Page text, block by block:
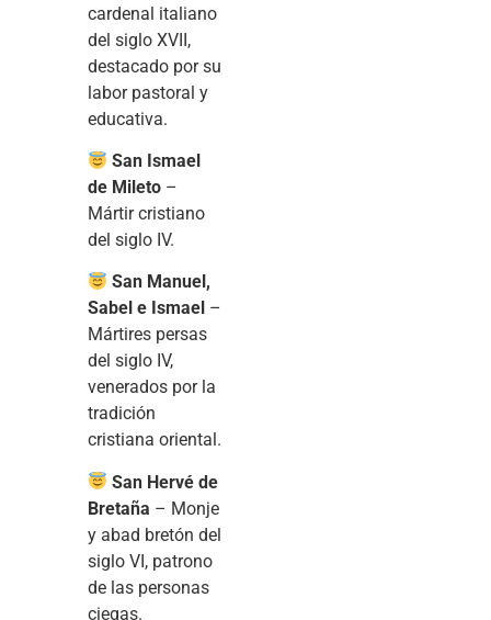
cardenal italiano
del siglo XVII,
destacado por su
labor pastoral y
educativa.
San Ismael
de Mileto –
Mártir cristiano
del siglo IV.
San Manuel,
Sabel e Ismael –
Mártires persas
del siglo IV,
venerados por la
tradición
cristiana oriental.
San Hervé de
Bretaña – Monje
y abad bretón del
siglo VI, patrono
de las personas
ciegas.